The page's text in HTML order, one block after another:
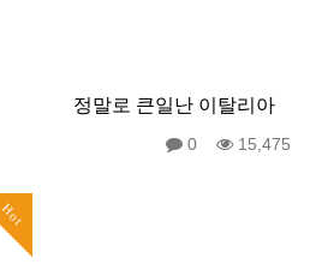
정말로 큰일난 이탈리아
0 15,475
Hot